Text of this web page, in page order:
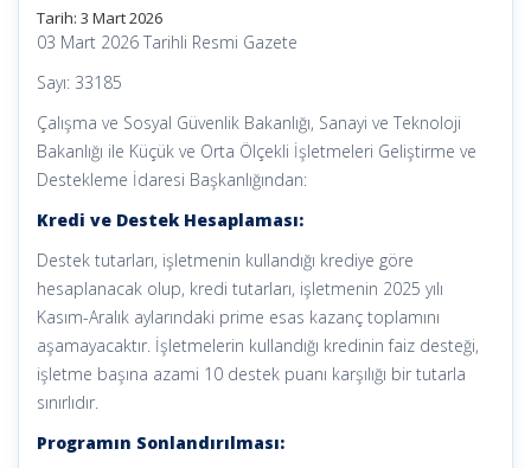
Tarih: 3 Mart 2026
03 Mart 2026 Tarihli Resmi Gazete
Sayı: 33185
Çalışma ve Sosyal Güvenlik Bakanlığı, Sanayi ve Teknoloji
Bakanlığı ile Küçük ve Orta Ölçekli İşletmeleri Geliştirme ve
Destekleme İdaresi Başkanlığından:
Kredi ve Destek Hesaplaması:
Destek tutarları, işletmenin kullandığı krediye göre
hesaplanacak olup, kredi tutarları, işletmenin 2025 yılı
Kasım-Aralık aylarındaki prime esas kazanç toplamını
aşamayacaktır. İşletmelerin kullandığı kredinin faiz desteği,
işletme başına azami 10 destek puanı karşılığı bir tutarla
sınırlıdır.
Programın Sonlandırılması: